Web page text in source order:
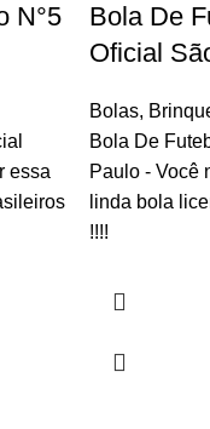
N°5
essa
Bola De
Oficial
Bolas,
Bola De
Paulo - Você
linda bola
!!!!